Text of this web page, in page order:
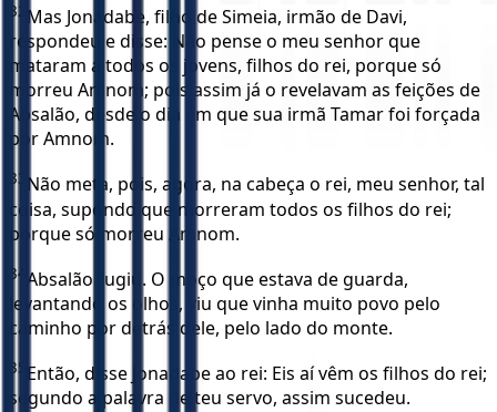
32 Mas Jonadabe, filho de Simeia, irmão de Davi,
respondeu e disse: Não pense o meu senhor que
mataram a todos os jovens, filhos do rei, porque só
morreu Amnom; pois assim já o revelavam as feições de
Absalão, desde o dia em que sua irmã Tamar foi forçada
por Amnom.
33 Não meta, pois, agora, na cabeça o rei, meu senhor, tal
coisa, supondo que morreram todos os filhos do rei;
porque só morreu Amnom.
34 Absalão fugiu. O moço que estava de guarda,
levantando os olhos, viu que vinha muito povo pelo
caminho por detrás dele, pelo lado do monte.
35 Então, disse Jonadabe ao rei: Eis aí vêm os filhos do rei;
segundo a palavra de teu servo, assim sucedeu.